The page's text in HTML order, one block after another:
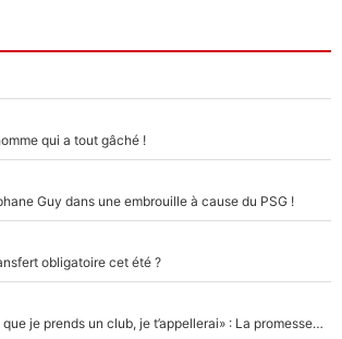
qui a tout gâché !
Guy dans une embrouille à cause du PSG !
obligatoire cet été ?
Mercato - OM - «Dès que je prends un club, je t’appellerai» : La promesse de Marcelino au moment de claquer la porte